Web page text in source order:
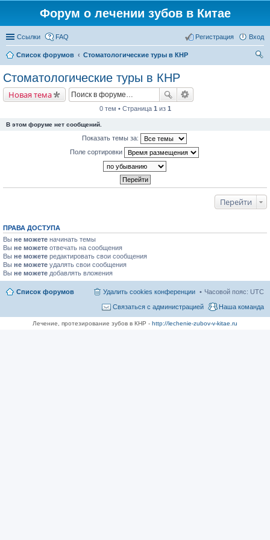
Форум о лечении зубов в Китае
Ссылки FAQ Вход
Регистрация
Список форумов
Стоматологические туры в КНР
Стоматологические туры в КНР
Новая тема
0 тем • Страница 1 из 1
В этом форуме нет сообщений.
Показать темы за:
Поле сортировки
Перейти
ПРАВА ДОСТУПА
Вы не можете начинать темы
Вы не можете отвечать на сообщения
Вы не можете редактировать свои сообщения
Вы не можете удалять свои сообщения
Вы не можете добавлять вложения
Список форумов Часовой пояс: UTC
Удалить cookies конференции
Наша команда
Связаться с администрацией
Лечение, протезирование зубов в КНР - http://lechenie-zubov-v-kitae.ru